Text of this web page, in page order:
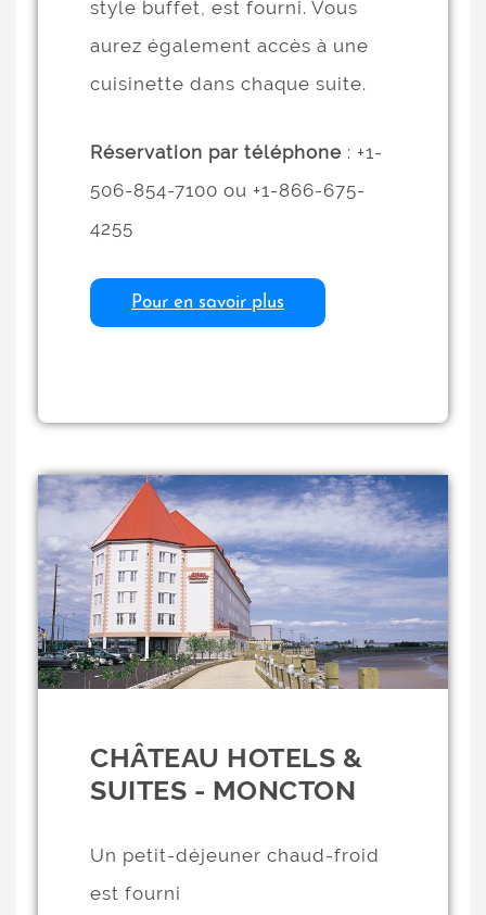
style buffet, est fourni. Vous
aurez également accès à une
cuisinette dans chaque suite.
Réservation par téléphone : +1-
506-854-7100 ou +1-866-675-
4255
Pour en savoir plus
CHÂTEAU HOTELS &
SUITES - MONCTON
Un petit-déjeuner chaud-froid
est fourni